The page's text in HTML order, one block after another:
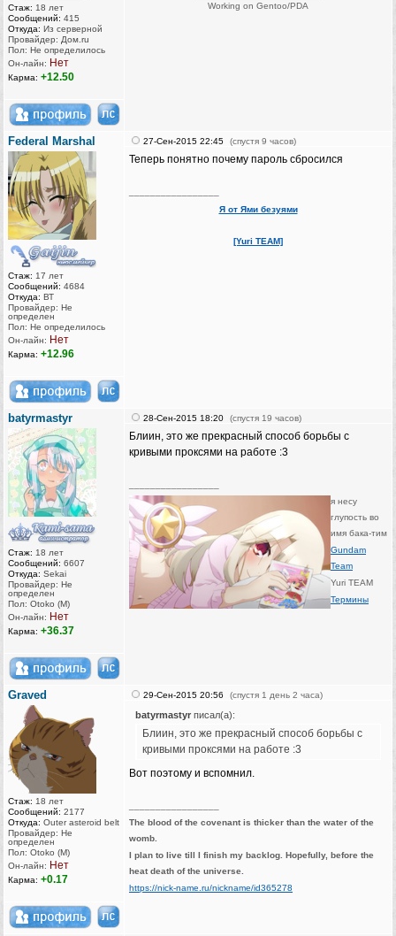
Стаж: 18 лет
Сообщений: 415
Откуда: Из серверной
Провайдер: Дом.ru
Пол: Не определилось
Он-лайн: Нет
Карма: +12.50
Working on Gentoo/PDA
Federal Marshal
Стаж: 17 лет
Сообщений: 4684
Откуда: ВТ
Провайдер: Не
определен
Пол: Не определилось
Он-лайн: Нет
Карма: +12.96
27-Сен-2015 22:45 (спустя 9 часов)
Теперь понятно почему пароль сбросился
Я от Ями безуями
[Yuri TEAM]
batyrmastyr
Стаж: 18 лет
Сообщений: 6607
Откуда: Sekai
Провайдер: Не
определен
Пол: Otoko (M)
Он-лайн: Нет
Карма: +36.37
28-Сен-2015 18:20 (спустя 19 часов)
Блиин, это же прекрасный способ борьбы с
кривыми проксями на работе :3
я несу
глупость во
имя бака-тим
Gundam
Team
Yuri TEAM
Термины
Graved
Стаж: 18 лет
Сообщений: 2177
Откуда: Outer asteroid belt
Провайдер: Не
определен
Пол: Otoko (M)
Он-лайн: Нет
Карма: +0.17
29-Сен-2015 20:56 (спустя 1 день 2 часа)
batyrmastyr писал(а):
Блиин, это же прекрасный способ борьбы с
кривыми проксями на работе :3
Вот поэтому и вспомнил.
The blood of the covenant is thicker than the water of the
womb.
I plan to live till I finish my backlog. Hopefully, before the
heat death of the universe.
https://nick-name.ru/nickname/id365278